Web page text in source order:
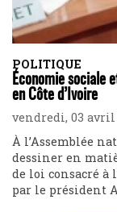
POLITIQUE
Économie sociale
en Côte d’Ivoire
vendredi, 03 avril
À l’Assemblée
dessiner en
de loi consacré à
par le président